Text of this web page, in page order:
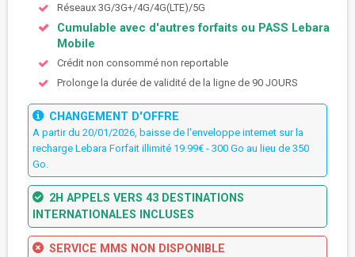
Réseaux 3G/3G+/4G/4G(LTE)/5G
Cumulable avec d'autres forfaits ou PASS Lebara
Mobile
Crédit non consommé non reportable
Prolonge la durée de validité de la ligne de 90 JOURS
CHANGEMENT D'OFFRE
A partir du 20/01/2026, baisse de l'enveloppe internet sur la
recharge Lebara Forfait illimité 19.99€ - 300 Go au lieu de 350
Go.
2H APPELS VERS 43 DESTINATIONS
INTERNATIONALES INCLUSES
SERVICE MMS NON DISPONIBLE